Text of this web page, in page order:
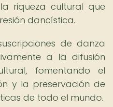
riqueza cultural que
dancística.
de danza
a la difusión
fomentando el
y la preservación de
de todo el mundo.